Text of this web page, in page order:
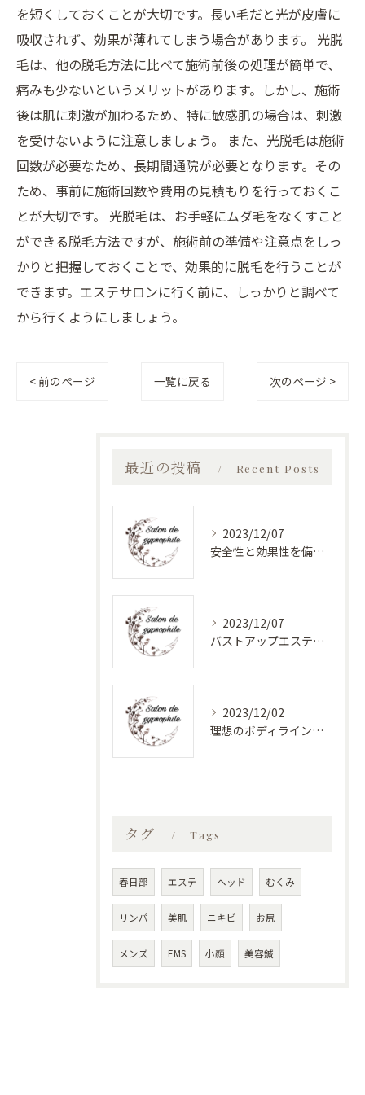
を短くしておくことが大切です。長い毛だと光が皮膚に
吸収されず、効果が薄れてしまう場合があります。 光脱
毛は、他の脱毛方法に比べて施術前後の処理が簡単で、
痛みも少ないというメリットがあります。しかし、施術
後は肌に刺激が加わるため、特に敏感肌の場合は、刺激
を受けないように注意しましょう。 また、光脱毛は施術
回数が必要なため、長期間通院が必要となります。その
ため、事前に施術回数や費用の見積もりを行っておくこ
とが大切です。 光脱毛は、お手軽にムダ毛をなくすこと
ができる脱毛方法ですが、施術前の準備や注意点をしっ
かりと把握しておくことで、効果的に脱毛を行うことが
できます。エステサロンに行く前に、しっかりと調べて
から行くようにしましょう。
< 前のページ 一覧に戻る 次のページ >
最近の投稿 Recent Posts
2023/12/07
安全性と効果性を備えたバストアップエステ
2023/12/07
バストアップエステで美しく健康的なバストに！最新バストケアサロン特集
2023/12/02
理想のボディラインへ！安心のバストアップエステ
タグ Tags
春日部 エステ ヘッド むくみ
リンパ 美肌 ニキビ お尻
メンズ EMS 小顔 美容鍼